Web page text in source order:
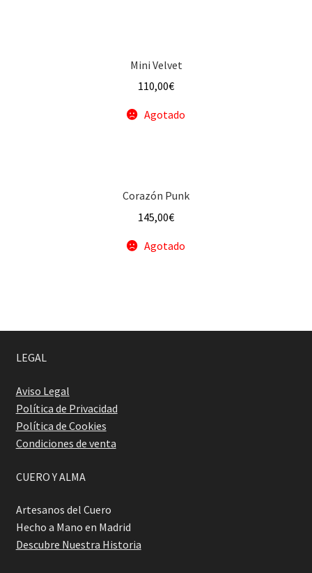
Mini Velvet
110,00€
Agotado
Corazón Punk
145,00€
Agotado
LEGAL
Aviso Legal
Política de Privacidad
Política de Cookies
Condiciones de venta
CUERO Y ALMA
Artesanos del Cuero
Hecho a Mano en Madrid
Descubre Nuestra Historia